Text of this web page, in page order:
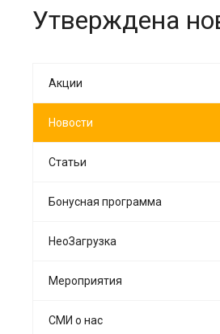
Утверждена
Акции
Новости
Статьи
Бонусная программа
НеоЗагрузка
Мероприятия
СМИ о нас